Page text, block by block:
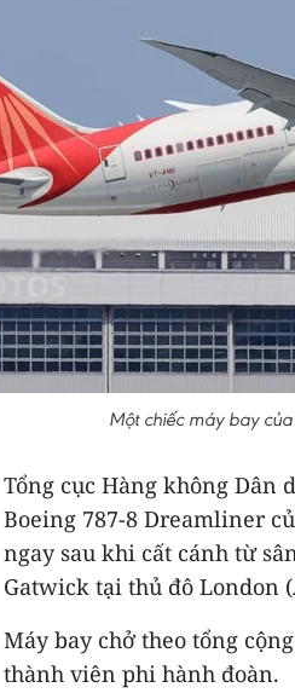
Một chiếc máy bay
Tổng cục Hàng không Dân
Boeing 787-8 Dreamliner
ngay sau khi cất cánh từ
Gatwick tại thủ đô London
Máy bay chở theo tổng
thành viên phi hành đoàn.